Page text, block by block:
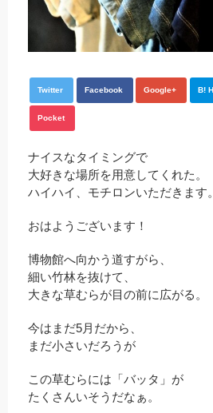
Twitter Facebook Google+ B!
Pocket
ナイスなタイミングで
大好きな場所を用意してくれた。
ハイハイ、モチロンいただきます。
おはようございます！
博物館へ向かう道すがら、
細い竹林を抜けて、
大きな草むらが目の前に広がる。
今はまだ5月だから、
まだ小さいだろうが
この草むらには「バッタ」が
たくさんいそうだなぁ。